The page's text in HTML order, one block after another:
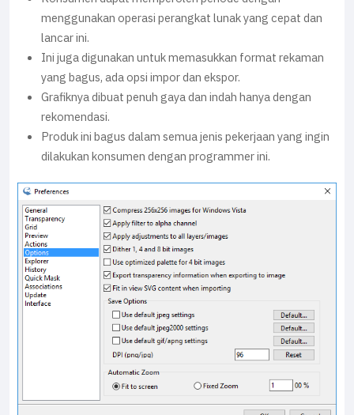
menggunakan operasi perangkat lunak yang cepat dan
lancar ini.
Ini juga digunakan untuk memasukkan format rekaman
yang bagus, ada opsi impor dan ekspor.
Grafiknya dibuat penuh gaya dan indah hanya dengan
rekomendasi.
Produk ini bagus dalam semua jenis pekerjaan yang ingin
dilakukan konsumen dengan programmer ini.